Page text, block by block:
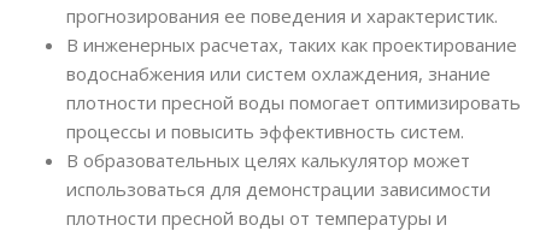
прогнозирования ее поведения и характеристик.
В инженерных расчетах, таких как проектирование
водоснабжения или систем охлаждения, знание
плотности пресной воды помогает оптимизировать
процессы и повысить эффективность систем.
В образовательных целях калькулятор может
использоваться для демонстрации зависимости
плотности пресной воды от температуры и